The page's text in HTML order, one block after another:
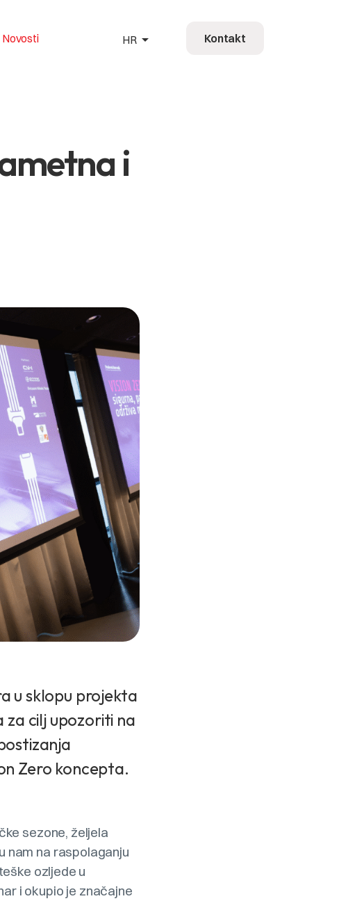
Novosti HR arrow_drop_up Kontakt
i
u sklopu projekta
za cilj upozoriti na
Zero koncepta.
sezone, željela
nam na raspolaganju
ozljede u
i okupio je značajne